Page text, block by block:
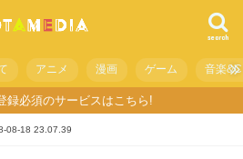
search
アニメ 漫画 ゲーム 音楽
録必須のサービスはこちら!
08-18 23.07.39